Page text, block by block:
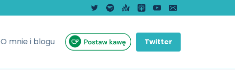
O mnie i blogu Twitter